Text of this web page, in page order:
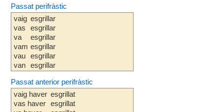
Passat perifràstic
vaig
vas
va
vam
vau
van
esgrillar
esgrillar
esgrillar
esgrillar
esgrillar
esgrillar
Passat anterior perifràstic
vaig haver
vas haver
esgrillat
esgrillat